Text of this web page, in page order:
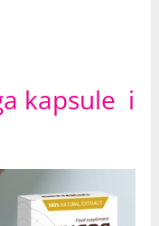
kapsule i